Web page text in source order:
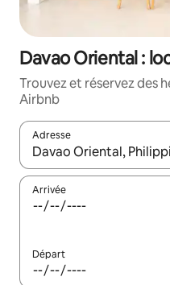
Davao Oriental :
Trouvez et réservez des
Airbnb
Adresse
Lorsque les résultats
Arrivée
Départ